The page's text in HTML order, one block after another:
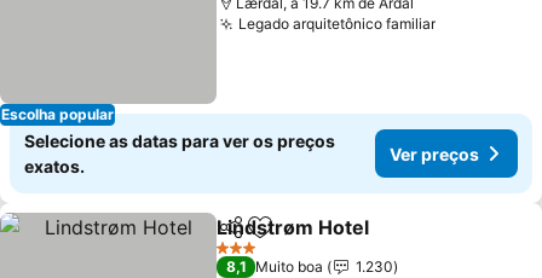
Escolha popular
Legado arquitetônico familiar
Selecione as datas para ver os preços
exatos.
Ver preços
PartilharAdicionar aos favoritos
Lindstrøm Hotel
3 Estrelas
8,1 Muito boa
1.230